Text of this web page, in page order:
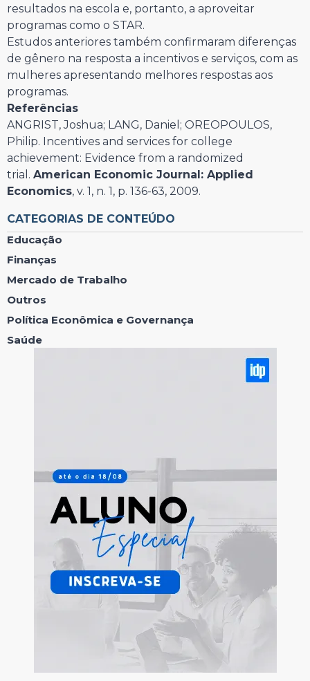
resultados na escola e, portanto, a aproveitar
programas como o STAR.
Estudos anteriores também confirmaram diferenças
de gênero na resposta a incentivos e serviços, com as
mulheres apresentando melhores respostas aos
programas.
Referências
ANGRIST, Joshua; LANG, Daniel; OREOPOULOS,
Philip. Incentives and services for college
achievement: Evidence from a randomized
trial. American Economic Journal: Applied
Economics, v. 1, n. 1, p. 136-63, 2009.
CATEGORIAS DE CONTEÚDO
Educação
Finanças
Mercado de Trabalho
Outros
Política Econômica e Governança
Saúde